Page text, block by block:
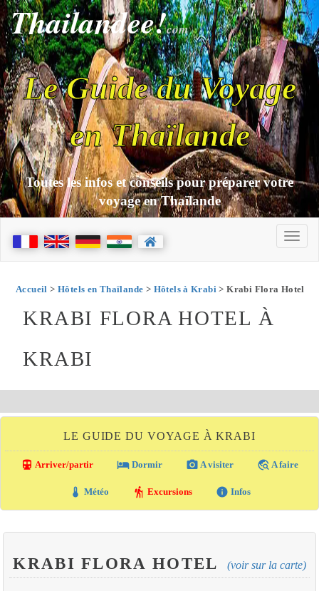
Thailandee!com
Le Guide du Voyage
en Thaïlande
Toutes les infos et conseils pour préparer votre
voyage en Thaïlande
Accueil > Hôtels en Thaïlande > Hôtels à Krabi > Krabi Flora Hotel
KRABI FLORA HOTEL À
KRABI
LE GUIDE DU VOYAGE À KRABI
directions_transit Arriver/partir local_hotel Dormir photo_camera A visiter travel_explore A faire
thermostat Météo hiking Excursions info Infos
KRABI FLORA HOTEL (voir sur la carte)